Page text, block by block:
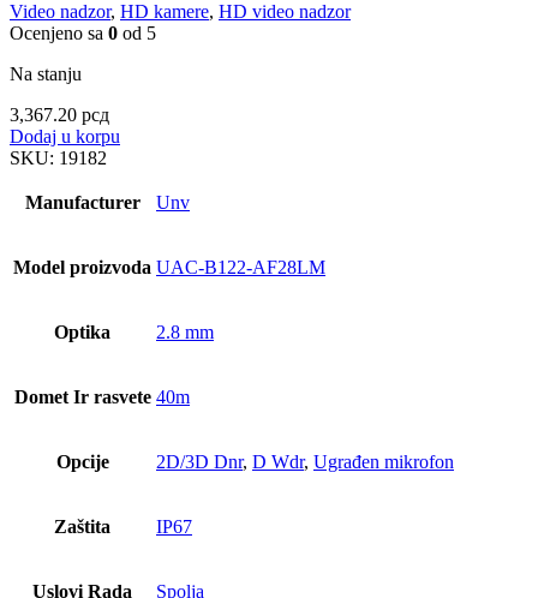
Video nadzor, HD kamere, HD video nadzor
Ocenjeno sa 0 od 5
Na stanju
3,367.20 рсд
Dodaj u korpu
SKU: 19182
Manufacturer Unv
Model proizvoda UAC-B122-AF28LM
Optika 2.8 mm
Domet Ir rasvete 40m
Opcije 2D/3D Dnr, D Wdr, Ugrađen mikrofon
Zaštita IP67
Uslovi Rada Spolja